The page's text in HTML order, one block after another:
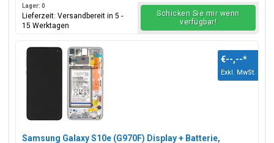
Lager: 0
Lieferzeit: Versandbereit in 5 -
15 Werktagen
Schicken Sie mir wenn
verfügbar!
Samsung Galaxy S10e (G970F) Display + Batterie,
€--,--*
Exkl. MwSt.